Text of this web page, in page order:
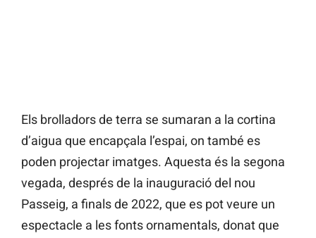
Els brolladors de terra se sumaran a la cortina
d’aigua que encapçala l’espai, on també es
poden projectar imatges. Aquesta és la segona
vegada, després de la inauguració del nou
Passeig, a finals de 2022, que es pot veure un
espectacle a les fonts ornamentals, donat que